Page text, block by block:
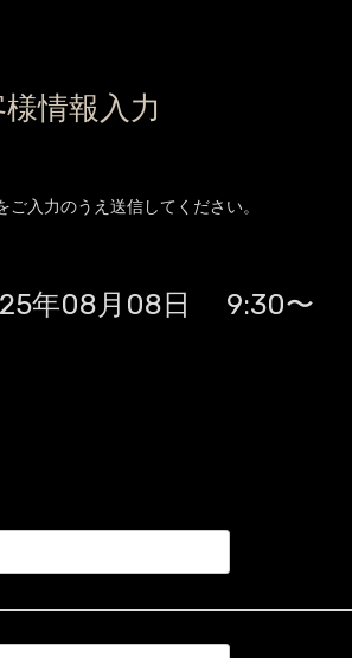
様情報入力
ご入力のうえ送信してください。
年08月08日 9:30〜